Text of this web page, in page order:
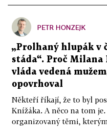
PETR HONZEJK
„Prolhaný hlupák v
stáda“. Proč Milana
vláda vedená
opovrhoval
Někteří říkají, že to byl
Knížáka. A něco na tom
organizovaný těmi,